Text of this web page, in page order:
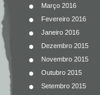
Março 2016
Fevereiro 2016
Janeiro 2016
Dezembro 2015
Novembro 2015
Outubro 2015
Setembro 2015